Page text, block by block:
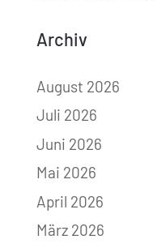
Archiv
August 2026
Juli 2026
Juni 2026
Mai 2026
April 2026
März 2026